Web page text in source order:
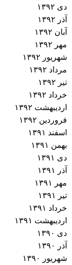
دی ۱۳۹۲
آذر ۱۳۹۲
آبان ۱۳۹۲
مهر ۱۳۹۲
شهریور ۱۳۹۲
مرداد ۱۳۹۲
تیر ۱۳۹۲
خرداد ۱۳۹۲
اردیبهشت ۱۳۹۲
فروردین ۱۳۹۲
اسفند ۱۳۹۱
بهمن ۱۳۹۱
دی ۱۳۹۱
آذر ۱۳۹۱
مهر ۱۳۹۱
تیر ۱۳۹۱
خرداد ۱۳۹۱
اردیبهشت ۱۳۹۱
دی ۱۳۹۰
آذر ۱۳۹۰
شهریور ۱۳۹۰